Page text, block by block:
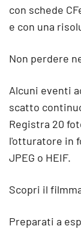
con schede
e con una
Non perdere
Alcuni eventi
scatto
Registra 20
l'otturatore in
JPEG o HEIF.
Scopri il
Preparati a